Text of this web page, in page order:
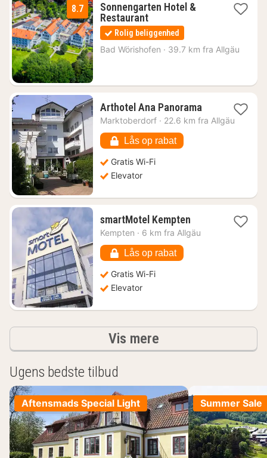
8.7
Sonnengarten Hotel &
Restaurant1
nat
fra
1518
Rolig beliggenhed
Bad Wörishofen · 39.7 km fra Allgäu
Arthotel Ana Panorama1
nat
Marktoberdorf · 22.6 km fra Allgäu
Lås op rabat
Gratis Wi-Fi
Elevator
smartMotel Kempten1
nat
fra
Kempten · 6 km fra Allgäu
Lås op rabat
Gratis Wi-Fi
Elevator
Vis mereresultater
Ugens bedste tilbud
Aftensmads Special Light Summer Sale